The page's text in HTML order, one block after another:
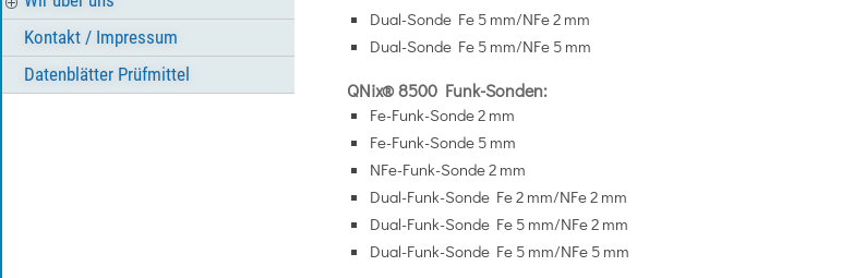
Kontakt / Impressum
Datenblätter Prüfmittel
Dual-Sonde Fe 5 mm/NFe 2 mm
Dual-Sonde Fe 5 mm/NFe 5 mm
QNix® 8500 Funk-Sonden:
Fe-Funk-Sonde 2 mm
Fe-Funk-Sonde 5 mm
NFe-Funk-Sonde 2 mm
Dual-Funk-Sonde Fe 2 mm/NFe 2 mm
Dual-Funk-Sonde Fe 5 mm/NFe 2 mm
Dual-Funk-Sonde Fe 5 mm/NFe 5 mm